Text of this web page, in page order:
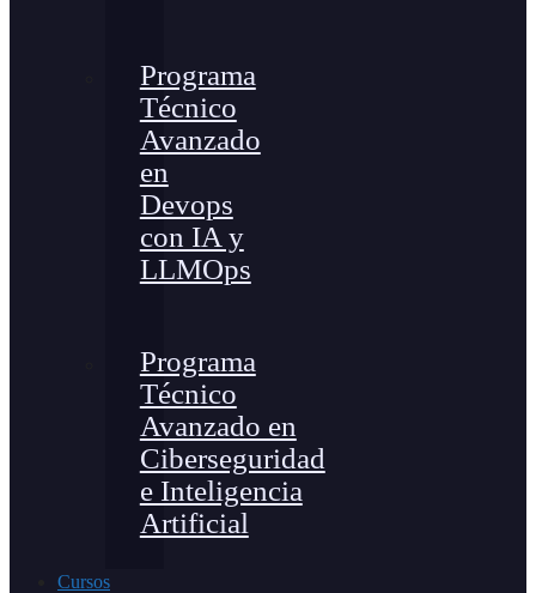
Programa
Técnico
Avanzado
en
Devops
con IA y
LLMOps
Programa
Técnico
Avanzado en
Ciberseguridad
e Inteligencia
Artificial
Cursos